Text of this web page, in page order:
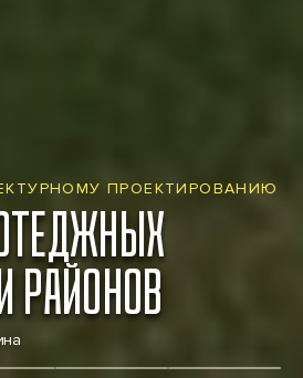
ПРОЕКТИРОВАНИЮ
РАЙОНОВ
ПРОЕКТИРОВАНИЮ
РАЙОНОВ